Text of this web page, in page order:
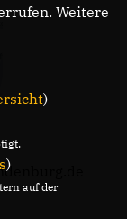
Weitere
)
)
auf der